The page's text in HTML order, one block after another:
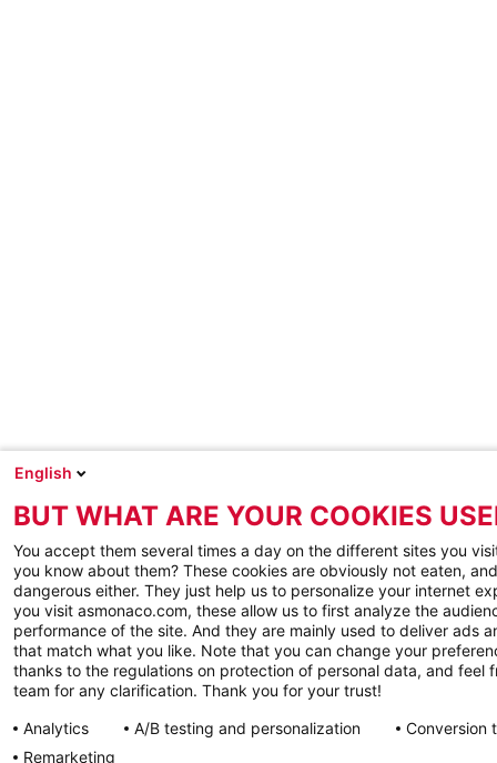
English
BUT WHAT ARE YOUR COOKIES
You accept them several times a day on the different sites you
you know about them? These cookies are obviously not eaten,
dangerous either. They just help us to personalize your internet
you visit asmonaco.com, these allow us to first analyze the
performance of the site. And they are mainly used to deliver ads
that match what you like. Note that you can change your
thanks to the regulations on protection of personal data, and feel
team for any clarification. Thank you for your trust!
Analytics
A/B testing and personalization
Conversion
Remarketing